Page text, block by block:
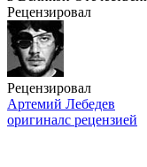
Рецензировал
Рецензировал
Артемий Лебедев
оригиналс рецензией